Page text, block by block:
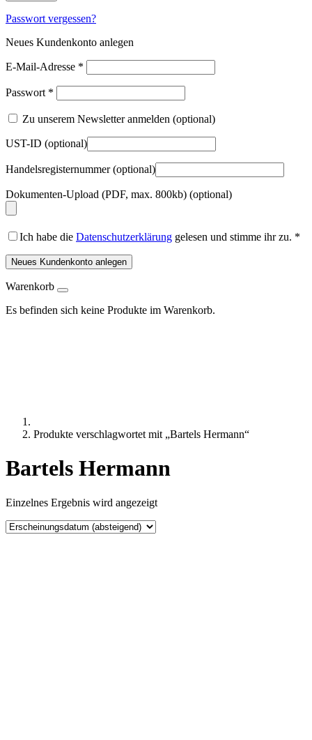
Passwort vergessen?
Neues Kundenkonto anlegen
E-Mail-Adresse *
Passwort *
Zu unserem Newsletter anmelden (optional)
UST-ID (optional)
Handelsregisternummer(optional)
Dokumenten-Upload (PDF, max. 800kb) (optional)
Ich habe die Datenschutzerklärung gelesen und stimme ihr zu. *
Neues Kundenkonto anlegen
Warenkorb
Es befinden sich keine Produkte im Warenkorb.
Produkte verschlagwortet mit „Bartels Hermann“
Bartels Hermann
Einzelnes Ergebnis wird angezeigt